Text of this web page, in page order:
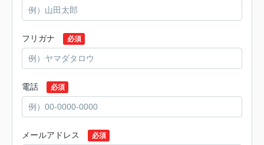
フリガナ 必須
電話 必須
メールアドレス 必須